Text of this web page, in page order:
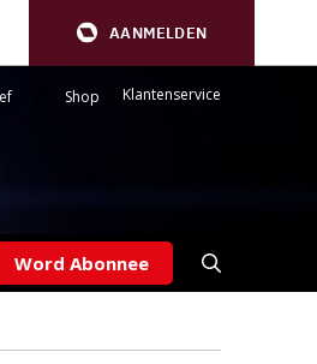
AANMELDEN
Shop Klantenservice
Word Abonnee